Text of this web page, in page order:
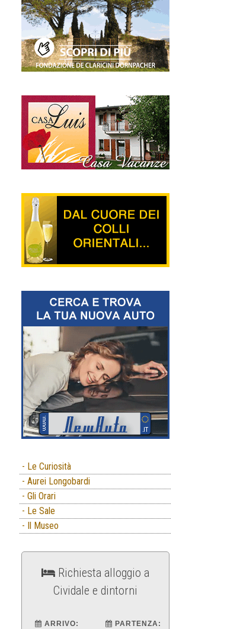
- Le Curiosità
- Aurei Longobardi
- Gli Orari
- Le Sale
- Il Museo
Richiesta alloggio a
Cividale e dintorni
ARRIVO: PARTENZA: